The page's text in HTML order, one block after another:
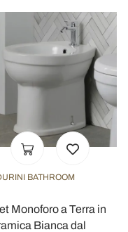
BATHROOM
Monoforo a Terra in
Bianca dal